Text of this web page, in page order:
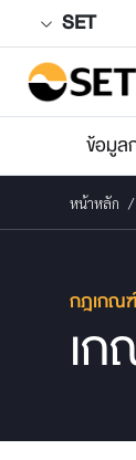
SET
ข้อมูล
หน้าหลัก
กฎเกณ
เ